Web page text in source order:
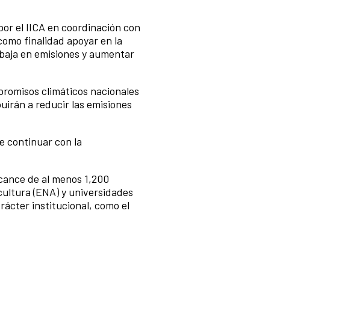
el IICA en coordinación con
finalidad apoyar en la
en emisiones y aumentar
climáticos nacionales
a reducir las emisiones
continuar con la
de al menos 1,200
(ENA) y universidades
institucional, como el